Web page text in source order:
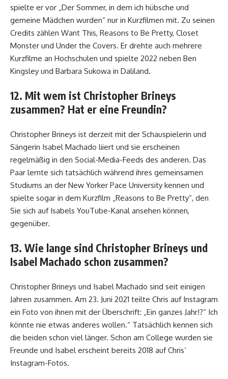
spielte er vor „Der Sommer, in dem ich hübsche und
gemeine Mädchen wurden“ nur in Kurzfilmen mit. Zu seinen
Credits zählen Want This, Reasons to Be Pretty, Closet
Monster und Under the Covers. Er drehte auch mehrere
Kurzfilme an Hochschulen und spielte 2022 neben Ben
Kingsley und Barbara Sukowa in Daliland.
12. Mit wem ist Christopher Brineys
zusammen? Hat er eine Freundin?
Christopher Brineys ist derzeit mit der Schauspielerin und
Sängerin Isabel Machado liiert und sie erscheinen
regelmäßig in den Social-Media-Feeds des anderen. Das
Paar lernte sich tatsächlich während ihres gemeinsamen
Studiums an der New Yorker Pace University kennen und
spielte sogar in dem Kurzfilm „Reasons to Be Pretty“, den
Sie sich auf Isabels YouTube-Kanal ansehen können,
gegenüber.
13. Wie lange sind Christopher Brineys und
Isabel Machado schon zusammen?
Christopher Brineys und Isabel Machado sind seit einigen
Jahren zusammen. Am 23. Juni 2021 teilte Chris auf Instagram
ein Foto von ihnen mit der Überschrift: „Ein ganzes Jahr!?“ Ich
könnte nie etwas anderes wollen.“ Tatsächlich kennen sich
die beiden schon viel länger. Schon am College wurden sie
Freunde und Isabel erscheint bereits 2018 auf Chris‘
Instagram-Fotos.